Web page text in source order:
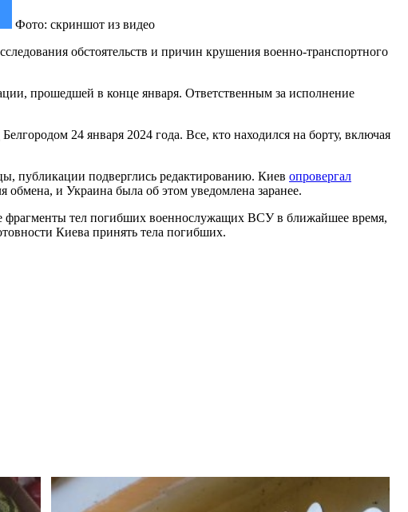
Фото: скриншот из видео
обстоятельств и причин крушения военно-транспортного
прошедшей в конце января. Ответственным за исполнение
24 января 2024 года. Все, кто находился на борту, включая
публикации подверглись редактированию. Киев опровергал
обмена, и Украина была об этом уведомлена заранее.
фрагменты тел погибших военнослужащих ВСУ в ближайшее время,
Киева принять тела погибших.